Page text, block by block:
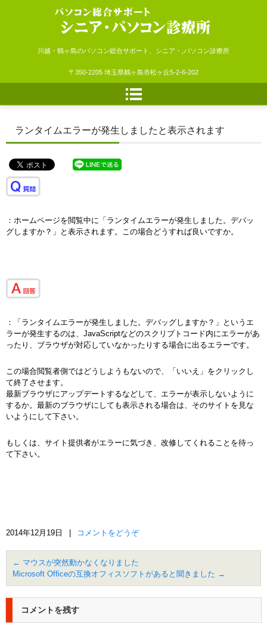
シニア・パソコン診療所
川越・鶴ヶ島のパソコン総合サポート、シニア・,パソコン診療所
〒350-2205 埼玉県鶴ヶ島市松ヶ丘5-2-6-202
ランタイムエラーが発生しましたと表示されます
：ホームページを閲覧中に「ランタイムエラーが発生しました。デバッ
グしますか？」と表示されます。この場合どうすれば良いですか。
：「ランタイムエラーが発生しました。デバッグしますか？」というエ
ラーが発生するのは、JavaScriptなどのスクリプトコード内にエラーがあ
ったり、ブラウザが対応していなかったりする場合に出るエラーです。
この場合閲覧者側ではどうしようもないので、「いいえ」をクリックし
て終了させます。
最新ブラウザにアップデートするなどして、エラーが表示しないように
するか。最新のブラウザにしても表示される場合は、そのサイトを見な
いようにして下さい。
もしくは、サイト提供者がエラーに気づき、改修してくれることを待っ
て下さい。
2014年12月19日 コメントをどうぞ
← マウスが突然動かなくなりました
Microsoft Officeの互換オフィスソフトがあると聞きました →
コメントを残す